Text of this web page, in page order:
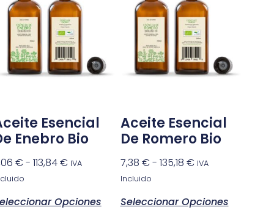
Esencial
Enebro Bio
€- 113,84€ IVA
Opciones
Aceite Esencial
De Romero Bio
7,38 €- 135,18 € IVA
Incluido
Seleccionar Opciones